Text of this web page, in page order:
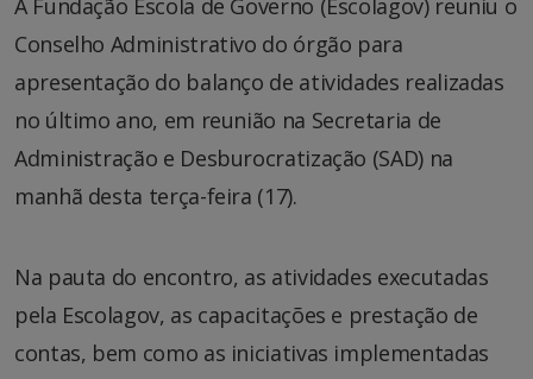
A Fundação Escola de Governo (Escolagov) reuniu o
Conselho Administrativo do órgão para
apresentação do balanço de atividades realizadas
no último ano, em reunião na Secretaria de
Administração e Desburocratização (SAD) na
manhã desta terça-feira (17).
Na pauta do encontro, as atividades executadas
pela Escolagov, as capacitações e prestação de
contas, bem como as iniciativas implementadas